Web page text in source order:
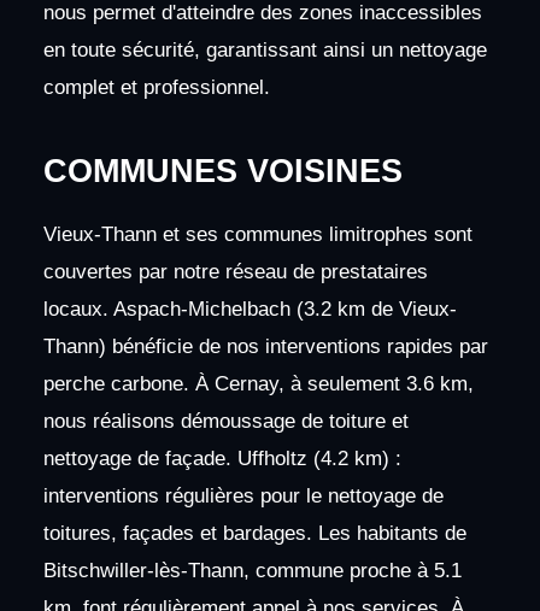
nous permet d'atteindre des zones inaccessibles
en toute sécurité, garantissant ainsi un nettoyage
complet et professionnel.
COMMUNES VOISINES
Vieux-Thann et ses communes limitrophes sont
couvertes par notre réseau de prestataires
locaux. Aspach-Michelbach (3.2 km de Vieux-
Thann) bénéficie de nos interventions rapides par
perche carbone. À Cernay, à seulement 3.6 km,
nous réalisons démoussage de toiture et
nettoyage de façade. Uffholtz (4.2 km) :
interventions régulières pour le nettoyage de
toitures, façades et bardages. Les habitants de
Bitschwiller-lès-Thann, commune proche à 5.1